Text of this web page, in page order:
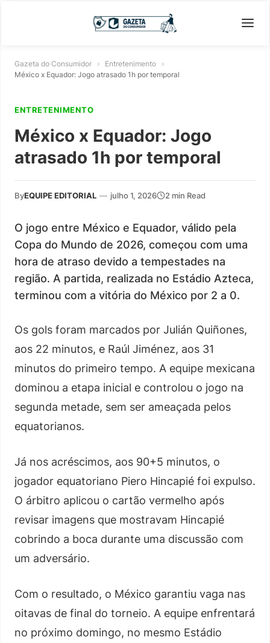
Gazeta do Consumidor » Entretenimento »
México x Equador: Jogo atrasado 1h por temporal
ENTRETENIMENTO
México x Equador: Jogo
atrasado 1h por temporal
ByEQUIPE EDITORIAL — julho 1, 2026 2 min Read
O jogo entre México e Equador, válido pela
Copa do Mundo de 2026, começou com uma
hora de atraso devido a tempestades na
região. A partida, realizada no Estádio Azteca,
terminou com a vitória do México por 2 a 0.
Os gols foram marcados por Julián Quiñones,
aos 22 minutos, e Raúl Jiménez, aos 31
minutos do primeiro tempo. A equipe mexicana
dominou a etapa inicial e controlou o jogo na
segunda metade, sem ser ameaçada pelos
equatorianos.
Já nos acréscimos, aos 90+5 minutos, o
jogador equatoriano Piero Hincapié foi expulso.
O árbitro aplicou o cartão vermelho após
revisar imagens que mostravam Hincapié
cobrindo a boca durante uma discussão com
um adversário.
Com o resultado, o México garantiu vaga nas
oitavas de final do torneio. A equipe enfrentará
no próximo domingo, no mesmo Estádio